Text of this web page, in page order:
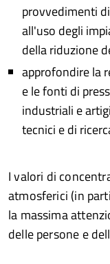
provvedimenti
all'uso degli
della riduzione
approfondire la
e le fonti di
industriali e
tecnici e di
I valori di
atmosferici (in
la massima
delle persone e